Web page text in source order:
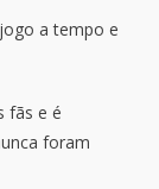
a tempo e
fãs e é
foram